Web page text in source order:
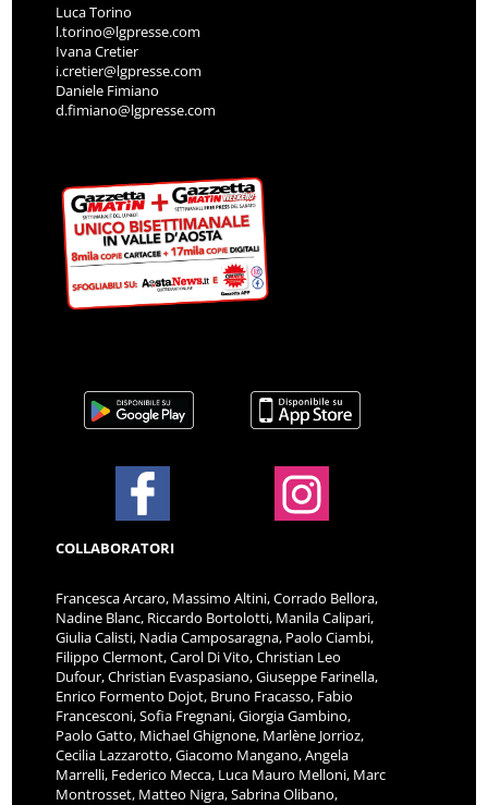
Luca Torino
l.torino@lgpresse.com
Ivana Cretier
i.cretier@lgpresse.com
Daniele Fimiano
d.fimiano@lgpresse.com
COLLABORATORI
Francesca Arcaro, Massimo Altini, Corrado Bellora,
Nadine Blanc, Riccardo Bortolotti, Manila Calipari,
Giulia Calisti, Nadia Camposaragna, Paolo Ciambi,
Filippo Clermont, Carol Di Vito, Christian Leo
Dufour, Christian Evaspasiano, Giuseppe Farinella,
Enrico Formento Dojot, Bruno Fracasso, Fabio
Francesconi, Sofia Fregnani, Giorgia Gambino,
Paolo Gatto, Michael Ghignone, Marlène Jorrioz,
Cecilia Lazzarotto, Giacomo Mangano, Angela
Marrelli, Federico Mecca, Luca Mauro Melloni, Marc
Montrosset, Matteo Nigra, Sabrina Olibano,